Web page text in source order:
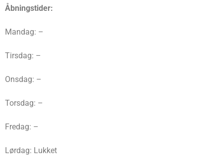
Åbningstider:
Mandag: –
Tirsdag: –
Onsdag: –
Torsdag: –
Fredag: –
Lørdag: Lukket